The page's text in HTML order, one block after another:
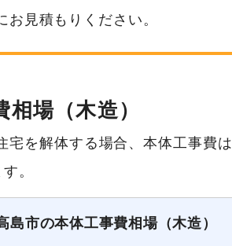
見積もりください。
場（木造）
を解体する場合、本体工事費は
。
島市の本体工事費相場（木造）